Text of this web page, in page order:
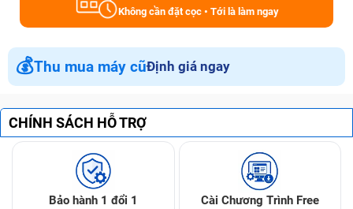
Không cần đặt cọc • Tới là làm ngay
💰Thu mua máy cũĐịnh giá ngay
CHÍNH SÁCH HỖ TRỢ
Bảo hành 1 đổi 1 Cài Chương Trình Free